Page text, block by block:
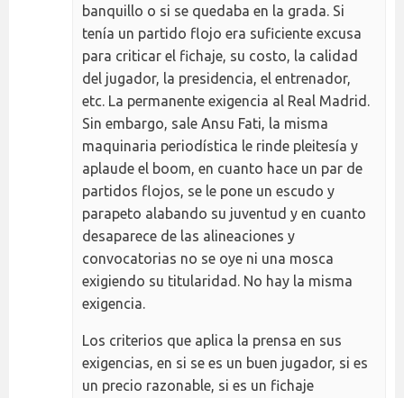
banquillo o si se quedaba en la grada. Si
tenía un partido flojo era suficiente excusa
para criticar el fichaje, su costo, la calidad
del jugador, la presidencia, el entrenador,
etc. La permanente exigencia al Real Madrid.
Sin embargo, sale Ansu Fati, la misma
maquinaria periodística le rinde pleitesía y
aplaude el boom, en cuanto hace un par de
partidos flojos, se le pone un escudo y
parapeto alabando su juventud y en cuanto
desaparece de las alineaciones y
convocatorias no se oye ni una mosca
exigiendo su titularidad. No hay la misma
exigencia.
Los criterios que aplica la prensa en sus
exigencias, en si se es un buen jugador, si es
un precio razonable, si es un fichaje